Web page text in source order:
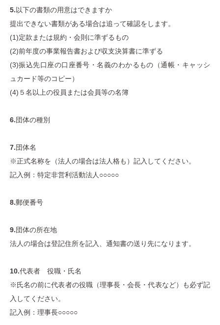
5.以下の書類の用意はできますか
提出できない書類がある場合は追って確認をします。
(1)定款または規約・会則に準ずるもの
(2)前年度の事業報告書および収支決算書に準ずる
(3)振込先口座の口座番号・名義のわかるもの（通帳・キャッシ
ュカード等のコピー）
(4)５名以上の役員または会員等の名簿
6.団体の種別
7.団体名
※正式名称を（法人の場合は法人格も）記入してください。
記入例：特定非営利活動法人○○○○○
8.郵便番号
9.団体の所在地
法人の場合は登記住所を記入、通知書の送り先になります。
10.代表者 役職・氏名
※氏名の前に代表者の役職（理事長・会長・代表など）も必ず記
入してください。
記入例：理事長○○○○○